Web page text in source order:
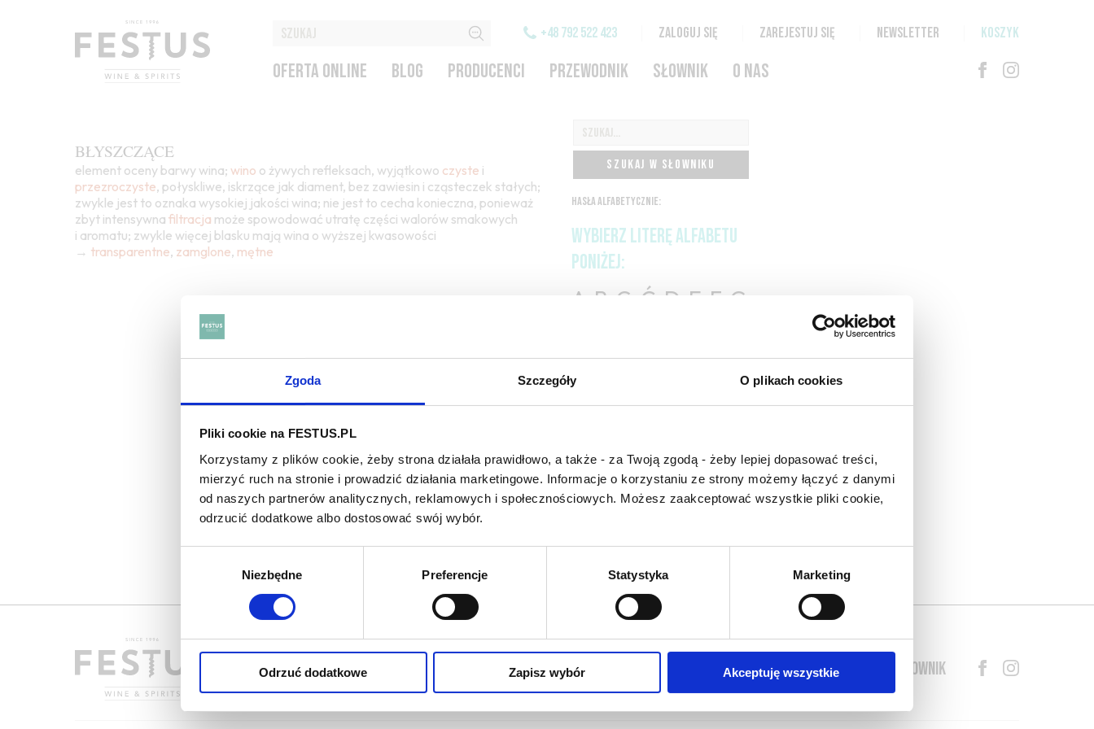
Zgoda Szczegóły O plikach cookies
Pliki cookie na FESTUS.PL
Korzystamy z plików cookie, żeby strona działała prawidłowo, a także - za Twoją zgodą - żeby lepiej dopasować treści,
mierzyć ruch na stronie i prowadzić działania marketingowe. Informacje o korzystaniu ze strony możemy łączyć z danymi
od naszych partnerów analitycznych, reklamowych i społecznościowych. Możesz zaakceptować wszystkie pliki cookie,
odrzucić dodatkowe albo dostosować swój wybór.
Niezbędne Preferencje Statystyka Marketing
Odrzuć dodatkowe Zapisz wybór Akceptuję wszystkie
+48 792 522 423 ZALOGUJ SIĘ ZAREJESTUJ SIĘ NEWSLETTER KOSZYK
OFERTA ONLINE BLOG PRODUCENCI PRZEWODNIK SŁOWNIK O NAS
BŁYSZCZĄCE
element oceny barwy wina; wino o żywych refleksach, wyjątkowo czyste i
przezroczyste, połyskliwe, iskrzące jak diament, bez zawiesin i cząsteczek stałych;
zwykle jest to oznaka wysokiej jakości wina; nie jest to cecha konieczna, ponieważ
zbyt intensywna filtracja może spowodować utratę części walorów smakowych
i aromatu; zwykle więcej blasku mają wina o wyższej kwasowości
→ transparentne, zamglone, mętne
SZUKAJ W SŁOWNIKU
HASŁA ALFABETYCZNIE:
WYBIERZ LITERĘ ALFABETU
PONIŻEJ:
A B C-Ć D E F G
O-Ó P Q R S-Ś T
U
Z-Ź-Ż
wprowadzaniem do
słownika nowych haseł.
Jeśli jakis termin stwarza
słowniku -proszę nas o
tym poinformować
O NAS OFERTA ONLINE PRODUCENCI BLOG PRZEWODNIK SŁOWNIK